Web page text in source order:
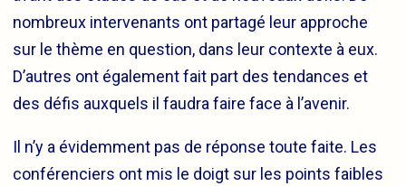
nombreux intervenants ont partagé leur approche
sur le thème en question, dans leur contexte à eux.
D’autres ont également fait part des tendances et
des défis auxquels il faudra faire face à l’avenir.
Il n’y a évidemment pas de réponse toute faite. Les
conférenciers ont mis le doigt sur les points faibles